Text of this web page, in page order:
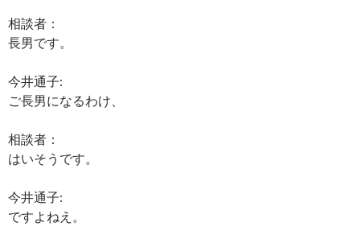
相談者：
長男です。
今井通子:
ご長男になるわけ、
相談者：
はいそうです。
今井通子:
ですよねえ。